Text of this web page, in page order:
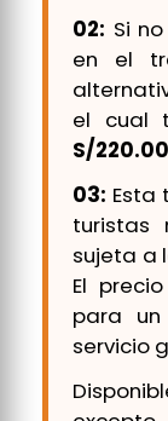
02: Si
en el
el cual
S/220.00
03: Esta
turistas
sujeta a
El
para
servicio